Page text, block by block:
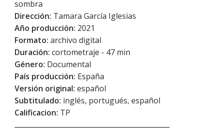
sombra
Dirección: Tamara García Iglesias
Año producción: 2021
Formato: archivo digital
Duración: cortometraje - 47 min
Género: Documental
País producción: España
Versión original: español
Subtitulado: inglés, portugués, español
Calificacion: TP